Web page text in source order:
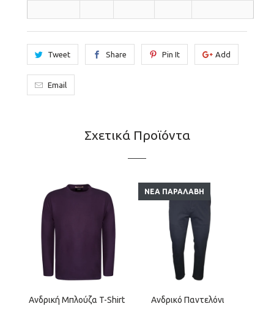
Tweet Share Pin It Add
Email
Σχετικά Προϊόντα
Ανδρική Μπλούζα T-Shirt
Ανδρικό Παντελόνι
ΈΚΠΤΩΣΗ
ΝΈΑ ΠΑΡΑΛΑΒΉ